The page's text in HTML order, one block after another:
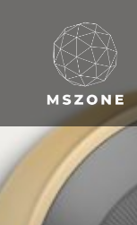
springen